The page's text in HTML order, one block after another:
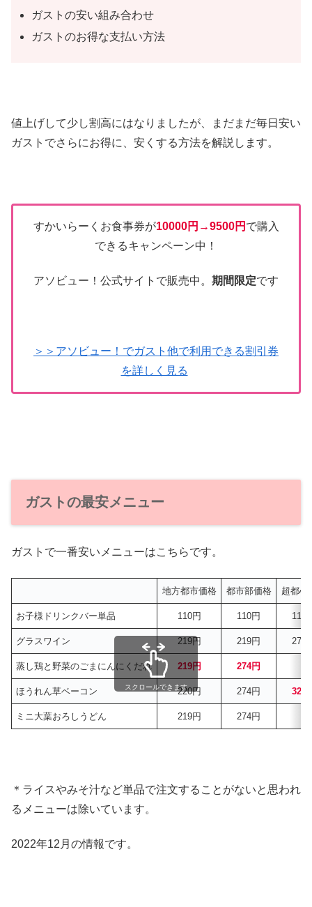
ガストの安い組み合わせ
ガストのお得な支払い方法
値上げして少し割高にはなりましたが、まだまだ毎日安い
ガストでさらにお得に、安くする方法を解説します。
すかいらーくお食事券が10000円→9500円 で購入
できるキャンペーン中！
アソビュー！公式サイトで販売中。 期間限定です
＞＞アソビュー！でガスト他で利用できる割引券
を詳しく見る
ガストの最安メニュー
ガストで一番安いメニューはこちらです。
地方都市価格 都市部価格 超都心
お子様ドリンクバー単品 110円 110円 110
グラスワイン 219円 219円 274
蒸し鶏と野菜のごまにんにくだれ 219円 274円
ほうれん草ベーコン 220円 274円 329
ミニ大葉おろしうどん 219円 274円
スクロールできます
＊ライスやみそ汁など単品で注文することがないと思われ
るメニューは除いています。
2022年12月の情報です。